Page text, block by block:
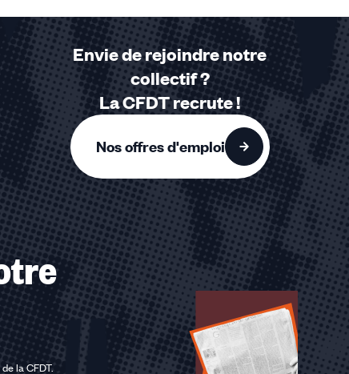
Envie de rejoindre notre
collectif ?
La CFDT recrute !
Nos offres d'emploi
la CFDT.